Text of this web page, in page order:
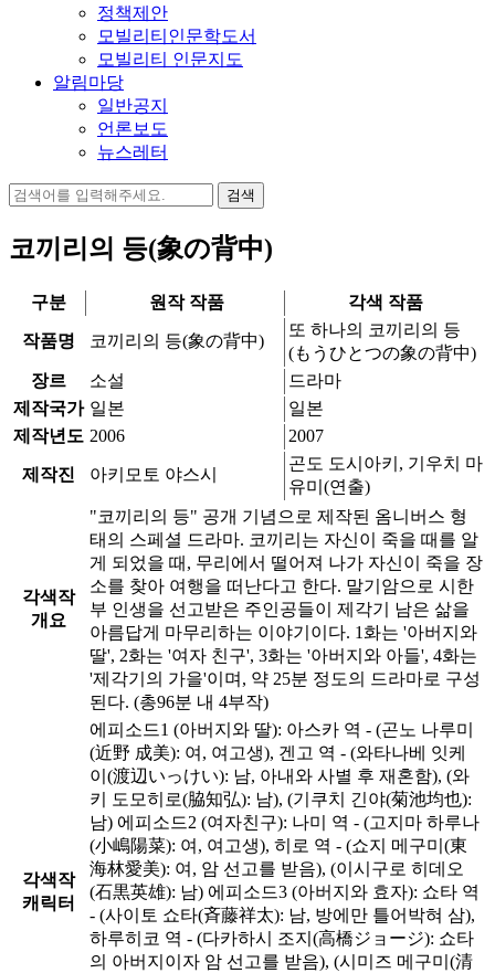
정책제안
모빌리티인문학도서
모빌리티 인문지도
알림마당
일반공지
언론보도
뉴스레터
검
코끼리의 등(象の背中)
구분 원작 작품 각색 작품
작품명 코끼리의 등(象の背中)
또 하나의 코끼리의 등
(もうひとつの象の背中)
장르
소설
드라마
제작국가 일본
일본
제작년도 2006 2007
제작진 아키모토 야스시
곤도 도시아키, 기우치 마
유미(연출)
각색작
개요
"코끼리의 등" 공개 기념으로 제작된 옴니버스 형
태의 스페셜 드라마. 코끼리는 자신이 죽을 때를 알
게 되었을 때, 무리에서 떨어져 나가 자신이 죽을 장
소를 찾아 여행을 떠난다고 한다. 말기암으로 시한
부 인생을 선고받은 주인공들이 제각기 남은 삶을
아름답게 마무리하는 이야기이다. 1화는 '아버지와
딸', 2화는 '여자 친구', 3화는 '아버지와 아들', 4화는
'제각기의 가을'이며, 약 25분 정도의 드라마로 구성
된다. (총96분 내 4부작)
각색작
캐릭터
에피소드1 (아버지와 딸): 아스카 역 - (곤노 나루미
(近野 成美): 여, 여고생), 겐고 역 - (와타나베 잇케
이(渡辺いっけい): 남, 아내와 사별 후 재혼함), (와
키 도모히로(脇知弘): 남), (기쿠치 긴야(菊池均也):
남) 에피소드2 (여자친구): 나미 역 - (고지마 하루나
(小嶋陽菜): 여, 여고생), 히로 역 - (쇼지 메구미(東
海林愛美): 여, 암 선고를 받음), (이시구로 히데오
(石黒英雄): 남) 에피소드3 (아버지와 효자): 쇼타 역
- (사이토 쇼타(斉藤祥太): 남, 방에만 틀어박혀 삼),
하루히코 역 - (다카하시 조지(高橋ジョージ): 쇼타
의 아버지이자 암 선고를 받음), (시미즈 메구미(清